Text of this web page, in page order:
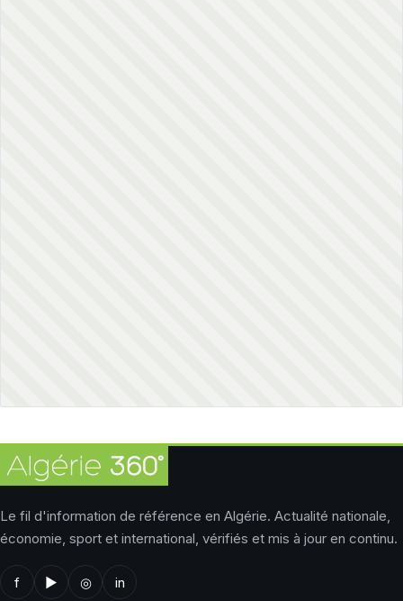
Le fil d'information de référence en Algérie. Actualité nationale,
économie, sport et international, vérifiés et mis à jour en continu.
f ▶ ◎ in